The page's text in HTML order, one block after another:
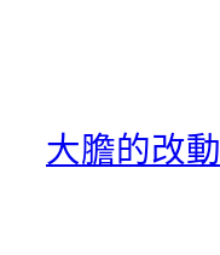
大膽的改動